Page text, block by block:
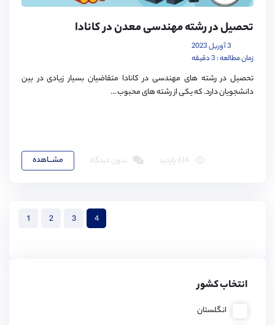
تحصیل در رشته مهندسی معدن در کانادا
3 آوریل 2023
زمان مطالعه : 3 دقیقه
تحصیل در رشته های مهندسی در کانادا متقاضیان بسیار زیادی در بین
دانشجویان دارد. که یکی از رشته های محبوب ...
مشـــاهده بدون دیدگاه
1 2 3 4
انتخاب کشور
انگلستان